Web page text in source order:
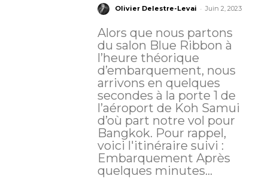
Olivier Delestre-Levai - Juin 2, 2023
Alors que nous partons
du salon Blue Ribbon à
l’heure théorique
d’embarquement, nous
arrivons en quelques
secondes à la porte 1 de
l’aéroport de Koh Samui
d’où part notre vol pour
Bangkok. Pour rappel,
voici l'itinéraire suivi :
Embarquement Après
quelques minutes...